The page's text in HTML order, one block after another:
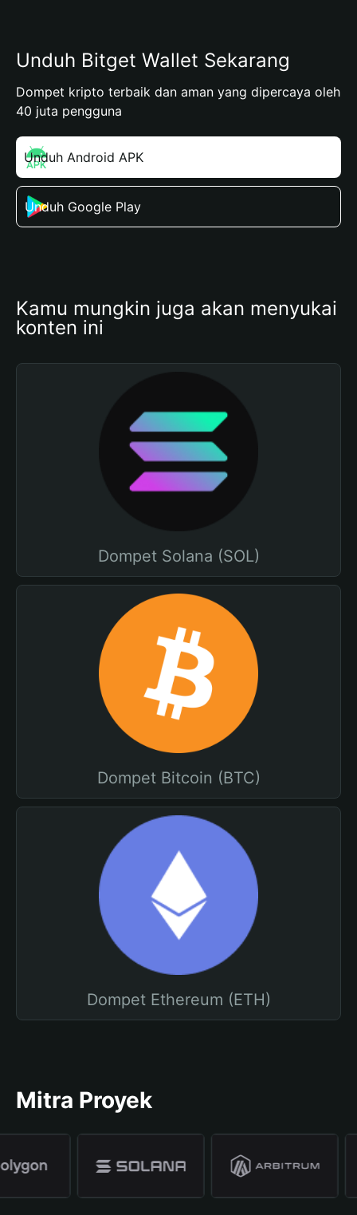
Unduh Bitget Wallet Sekarang
Dompet kripto terbaik dan aman yang dipercaya oleh
40 juta pengguna
Unduh Android APK
Unduh Google Play
Kamu mungkin juga akan menyukai
konten ini
Dompet Solana (SOL)
Dompet Bitcoin (BTC)
Dompet Ethereum (ETH)
Mitra Proyek